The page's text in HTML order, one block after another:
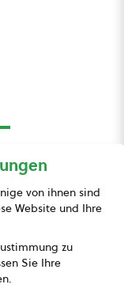
von ihnen sind
Website und Ihre
zu
Sie Ihre